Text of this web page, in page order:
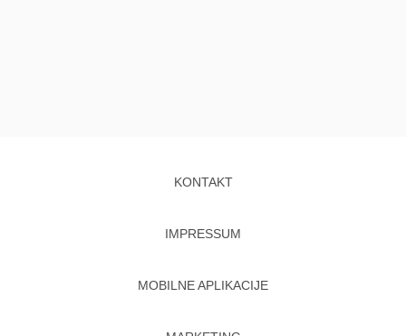
KONTAKT
IMPRESSUM
MOBILNE APLIKACIJE